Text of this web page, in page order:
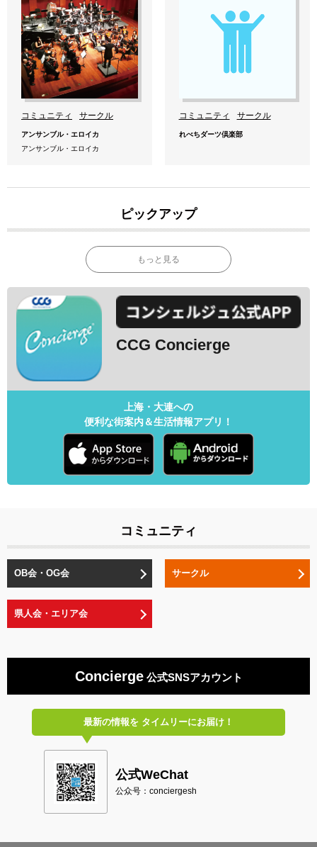
コミュニティ サークル
アンサンブル・エロイカ
アンサンブル・エロイカ
コミュニティ サークル
れべちダーツ倶楽部
ピックアップ
もっと見る
CCG Concierge
上海・大連への
便利な街案内＆生活情報アプリ！
コミュニティ
OB会・OG会 サークル
県人会・エリア会
Concierge公式SNSアカウント
最新の情報をタイムリーにお届け！
公式WeChat
公众号：conciergesh